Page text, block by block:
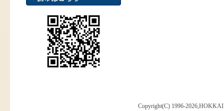
Copyright(C) 1996-